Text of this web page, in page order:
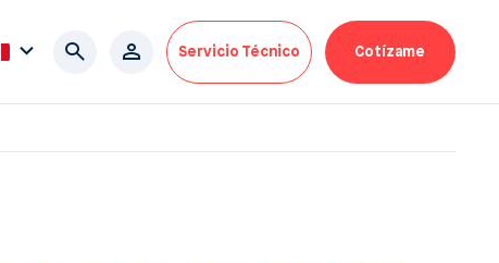
Servicio Técnico Cotízame